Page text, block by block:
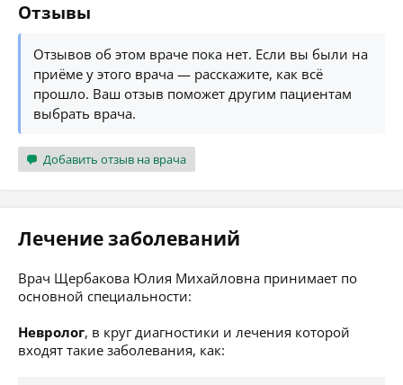
Отзывы
Отзывов об этом враче пока нет. Если вы были на
приёме у этого врача — расскажите, как всё
прошло. Ваш отзыв поможет другим пациентам
выбрать врача.
Добавить отзыв на врача
Лечение заболеваний
Врач Щербакова Юлия Михайловна принимает по
основной специальности:
Невролог, в круг диагностики и лечения которой
входят такие заболевания, как: